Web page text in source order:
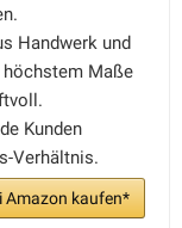
Handwerk und
Maße
Kunden
Verhältnis.
Amazon kaufen*